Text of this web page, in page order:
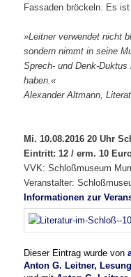
Fassaden bröckeln. Es
»Leitner verwendet nicht
sondern nimmt in seine
Sprech- und Denk-
haben.«
Alexander Altmann,
Mi. 10.08.2016 20 Uhr
Eintritt: 12 / erm. 10
VVK: Schloßmuseum
Veranstalter:
Informationen zur
Dieser Eintrag wurde von
Anton G. Leitner,